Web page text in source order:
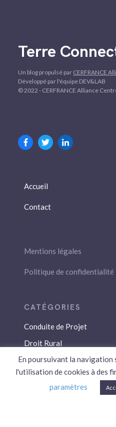
Terre
Un blog propulsé par CERFRANCE
Développé par l'équipe DEV&LAB
© 2022 - CERFRANCE Alliance
Accueil
Contact
Mentions légales
Politique de confidentialité
Conduite de Projet
Droit Rural
Droit Social
Économie / Gestion
Environnement
En poursuivant la navigation
l'utilisation de cookies à des
paramètres